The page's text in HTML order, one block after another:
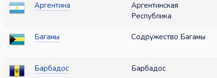
Аргентина
Аргентинская
Республика
Багамы Содружество Багамы
Барбадос Барбадос